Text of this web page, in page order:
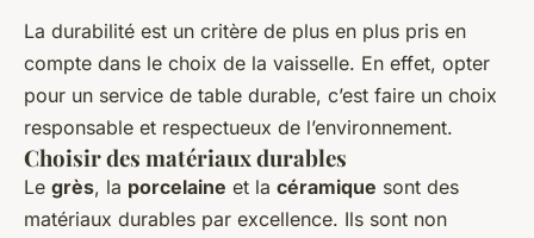
La durabilité est un critère de plus en plus pris en
compte dans le choix de la vaisselle. En effet, opter
pour un service de table durable, c’est faire un choix
responsable et respectueux de l’environnement.
Choisir des matériaux durables
Le grès, la porcelaine et la céramique sont des
matériaux durables par excellence. Ils sont non